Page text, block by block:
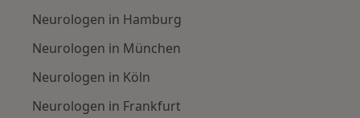
Neurologen in Hamburg
Neurologen in München
Neurologen in Köln
Neurologen in Frankfurt